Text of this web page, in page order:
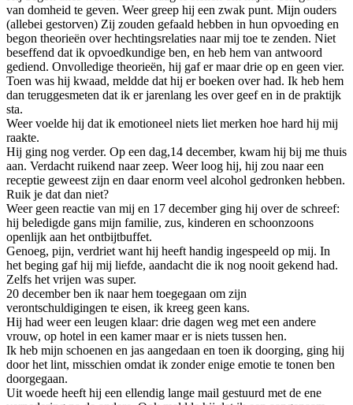
van domheid te geven. Weer greep hij een zwak punt. Mijn ouders
(allebei gestorven) Zij zouden gefaald hebben in hun opvoeding en
begon theorieën over hechtingsrelaties naar mij toe te zenden. Niet
beseffend dat ik opvoedkundige ben, en heb hem van antwoord
gediend. Onvolledige theorieën, hij gaf er maar drie op en geen vier.
Toen was hij kwaad, meldde dat hij er boeken over had. Ik heb hem
dan teruggesmeten dat ik er jarenlang les over geef en in de praktijk
sta.
Weer voelde hij dat ik emotioneel niets liet merken hoe hard hij mij
raakte.
Hij ging nog verder. Op een dag,14 december, kwam hij bij me thuis
aan. Verdacht ruikend naar zeep. Weer loog hij, hij zou naar een
receptie geweest zijn en daar enorm veel alcohol gedronken hebben.
Ruik je dat dan niet?
Weer geen reactie van mij en 17 december ging hij over de schreef:
hij beledigde gans mijn familie, zus, kinderen en schoonzoons
openlijk aan het ontbijtbuffet.
Genoeg, pijn, verdriet want hij heeft handig ingespeeld op mij. In
het beging gaf hij mij liefde, aandacht die ik nog nooit gekend had.
Zelfs het vrijen was super.
20 december ben ik naar hem toegegaan om zijn
verontschuldigingen te eisen, ik kreeg geen kans.
Hij had weer een leugen klaar: drie dagen weg met een andere
vrouw, op hotel in een kamer maar er is niets tussen hen.
Ik heb mijn schoenen en jas aangedaan en toen ik doorging, ging hij
door het lint, misschien omdat ik zonder enige emotie te tonen ben
doorgegaan.
Uit woede heeft hij een ellendig lange mail gestuurd met de ene